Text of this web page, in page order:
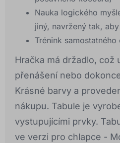
Nauka logického
jiný, navržený tak,
Trénink samostatného
Hračka má držadlo, což
přenášení nebo
Krásné barvy a
nákupu. Tabule je
vystupujícími prvky.
ve verzi pro chlapce -